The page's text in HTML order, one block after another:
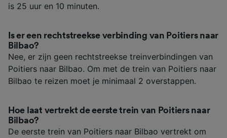
is 25 uur en 10 minuten.
Is er een rechtstreekse verbinding van Poitiers naar
Bilbao?
Nee, er zijn geen rechtstreekse treinverbindingen van
Poitiers naar Bilbao. Om met de trein van Poitiers naar
Bilbao te reizen moet je minimaal 2 overstappen.
Hoe laat vertrekt de eerste trein van Poitiers naar
Bilbao?
De eerste trein van Poitiers naar Bilbao vertrekt om